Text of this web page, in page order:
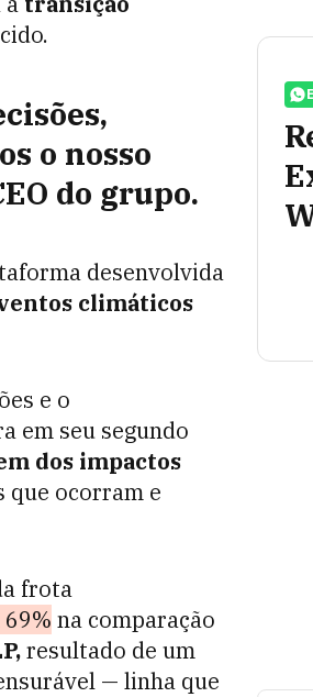
o nosso
do grupo.
desenvolvida
climáticos
e o
em seu segundo
dos impactos
que ocorram e
frota
na comparação
resultado de um
— linha que